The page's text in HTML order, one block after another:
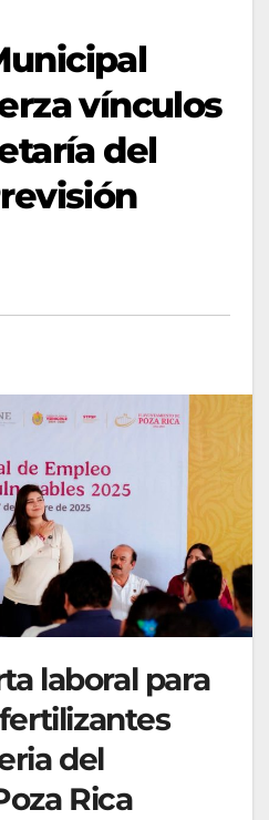
vínculos
del
laboral para
del
Rica